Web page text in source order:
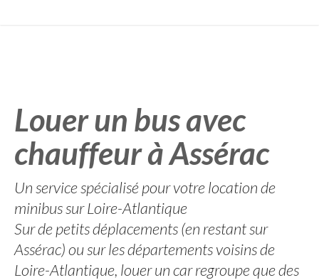
Louer un bus avec
chauffeur à Assérac
Un service spécialisé pour votre location de
minibus sur Loire-Atlantique
Sur de petits déplacements (en restant sur
Assérac) ou sur les départements voisins de
Loire-Atlantique, louer un car regroupe que des